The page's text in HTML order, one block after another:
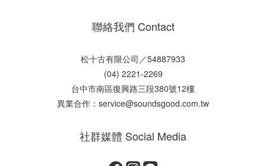
聯絡我們 Contact
松十古有限公司／54887933
(04) 2221-2269
台中市南區復興路三段380號12樓
異業合作：service@soundsgood.com.tw
社群媒體 Social Media